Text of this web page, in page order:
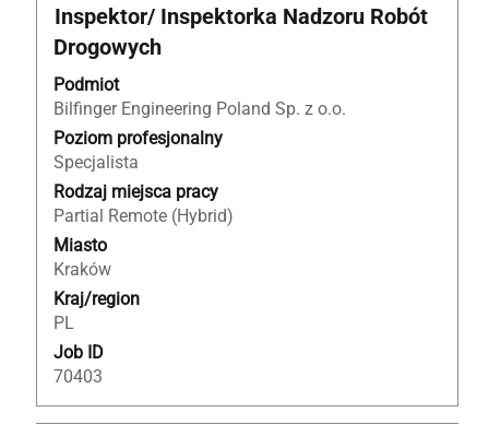
Tytuł
Inspektor/ Inspektorka Nadzoru Robót
Drogowych
Podmiot
Bilfinger Engineering Poland Sp. z o.o.
Poziom profesjonalny
Specjalista
Rodzaj miejsca pracy
Partial Remote (Hybrid)
Miasto
Kraków
Kraj/region
PL
Job ID
70403
Zaznacz
za
pomocą
spacji,
aby
wyświetlić
pełną
treść
danych
oferty
pracy.